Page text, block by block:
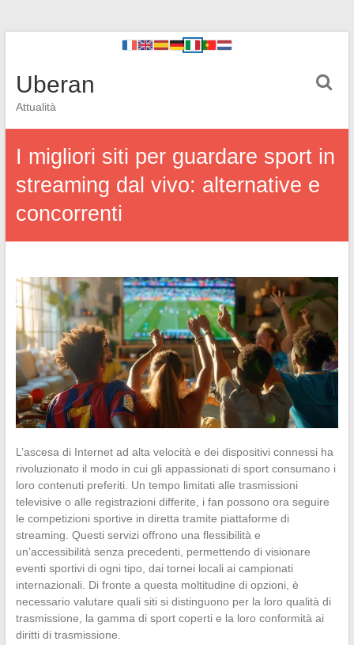
Uberan
Attualità
I migliori siti per guardare sport in
streaming dal vivo: alternative e
concorrenti
L’ascesa di Internet ad alta velocità e dei dispositivi connessi ha
rivoluzionato il modo in cui gli appassionati di sport consumano i
loro contenuti preferiti. Un tempo limitati alle trasmissioni
televisive o alle registrazioni differite, i fan possono ora seguire
le competizioni sportive in diretta tramite piattaforme di
streaming. Questi servizi offrono una flessibilità e
un’accessibilità senza precedenti, permettendo di visionare
eventi sportivi di ogni tipo, dai tornei locali ai campionati
internazionali. Di fronte a questa moltitudine di opzioni, è
necessario valutare quali siti si distinguono per la loro qualità di
trasmissione, la gamma di sport coperti e la loro conformità ai
diritti di trasmissione.